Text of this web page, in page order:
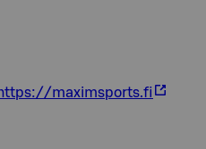
https://maximsports.fi